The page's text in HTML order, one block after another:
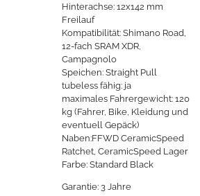
Hinterachse: 12x142 mm
Freilauf
Kompatibilität: Shimano Road,
12-fach SRAM XDR,
Campagnolo
Speichen: Straight Pull
tubeless fähig: ja
maximales Fahrergewicht: 120
kg (Fahrer, Bike, Kleidung und
eventuell Gepäck)
Naben:FFWD CeramicSpeed
Ratchet, CeramicSpeed Lager
Farbe: Standard Black
Garantie: 3 Jahre